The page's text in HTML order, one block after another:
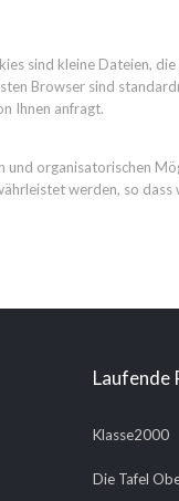
sind kleine Dateien,
Browser sind
Ihnen anfragt.
organisatorischen
werden, so
Laufende
Klasse2000
Die Tafel